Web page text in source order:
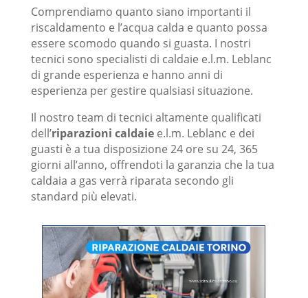
Comprendiamo quanto siano importanti il ​​
riscaldamento e l’acqua calda e quanto possa
essere scomodo quando si guasta. I nostri
tecnici sono specialisti di caldaie e.l.m. Leblanc
di grande esperienza e hanno anni di
esperienza per gestire qualsiasi situazione.
Il nostro team di tecnici altamente qualificati
dell’riparazioni caldaiee.l.m. Leblanc e dei
guasti è a tua disposizione 24 ore su 24, 365
giorni all’anno, offrendoti la garanzia che la tua
caldaia a gas verrà riparata secondo gli
standard più elevati.
Centro riparazione caldaie e.l.m.
Leblanc
Centro specializzatoriparazione caldaie
e.l.m. Leblanc.